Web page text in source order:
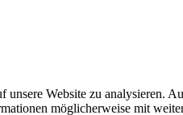
Website zu analysieren.
möglicherweise mit